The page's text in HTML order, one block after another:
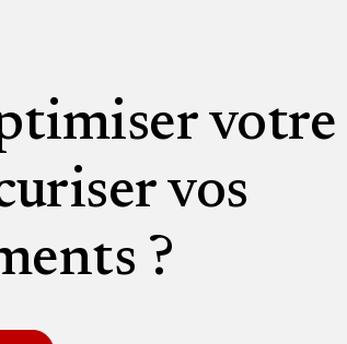
votre
vos
?